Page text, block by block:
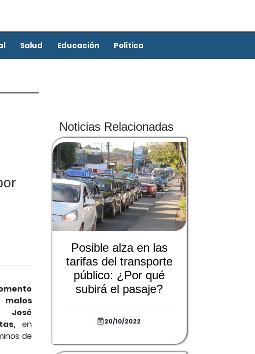
Salud Educación Política
José
en
de
Noticias Relacionadas
Posible alza en las
tarifas del transporte
público: ¿Por qué
subirá el pasaje?
20/10/2022